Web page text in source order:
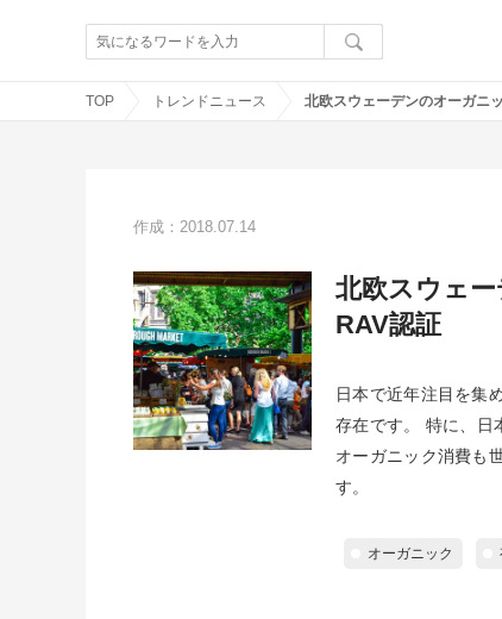
TOP トレンドニュース
作成：2018.07.14
北欧スウェ
RAV認証
日本で近年注目を集
存在です。 特に、日
オーガニック消費も
す。
オーガニック